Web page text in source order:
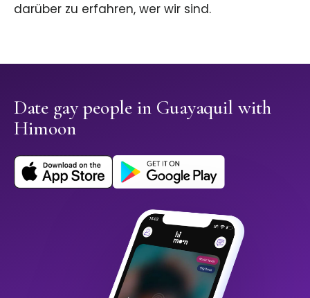
darüber zu erfahren, wer wir sind.
Date gay people in Guayaquil with
Himoon